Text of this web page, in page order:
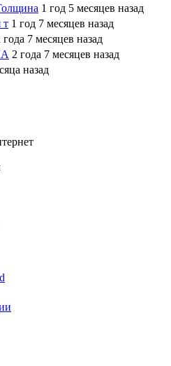
1 год 5 месяцев назад
т 1 год 7 месяцев назад
года 7 месяцев назад
2 года 7 месяцев назад
назад